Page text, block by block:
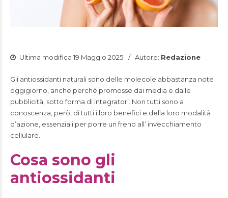
Ultima modifica 19 Maggio 2025 Autore: Redazione
Gli antiossidanti naturali sono delle molecole abbastanza note
oggigiorno, anche perché promosse dai media e dalle
pubblicità, sotto forma di integratori. Non tutti sono a
conoscenza, però, di tutti i loro benefici e della loro modalità
d’azione, essenziali per porre un freno all’ invecchiamento
cellulare.
Cosa sono gli
antiossidanti